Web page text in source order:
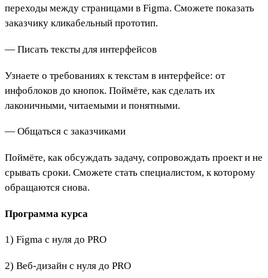
переходы между страницами в Figma. Сможете показать
заказчику кликабельный прототип.
— Писать тексты для интерфейсов
Узнаете о требованиях к текстам в интерфейсе: от
инфоблоков до кнопок. Поймёте, как сделать их
лаконичными, читаемыми и понятными.
— Общаться с заказчиками
Поймёте, как обсуждать задачу, сопровождать проект и не
срывать сроки. Сможете стать специалистом, к которому
обращаются снова.
Программа курса
1) Figma с нуля до PRO
2) Веб-дизайн с нуля до PRO